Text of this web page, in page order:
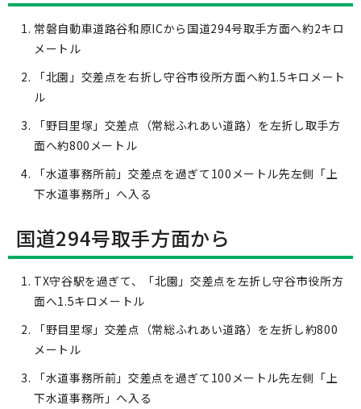
常磐自動車道路谷和原ICから国道294号取手方面へ約2キロ
メートル
「北園」交差点を右折し守谷市役所方面へ約1.5キロメート
ル
「野目里塚」交差点（常総ふれあい道路）を左折し取手方
面へ約800メートル
「水道事務所前」交差点を過ぎて100メートル先左側「上
下水道事務所」へ入る
国道294号取手方面から
TX守谷駅を過ぎて、「北園」交差点を左折し守谷市役所方
面へ1.5キロメートル
「野目里塚」交差点（常総ふれあい道路）を左折し約800
メートル
「水道事務所前」交差点を過ぎて100メートル先左側「上
下水道事務所」へ入る